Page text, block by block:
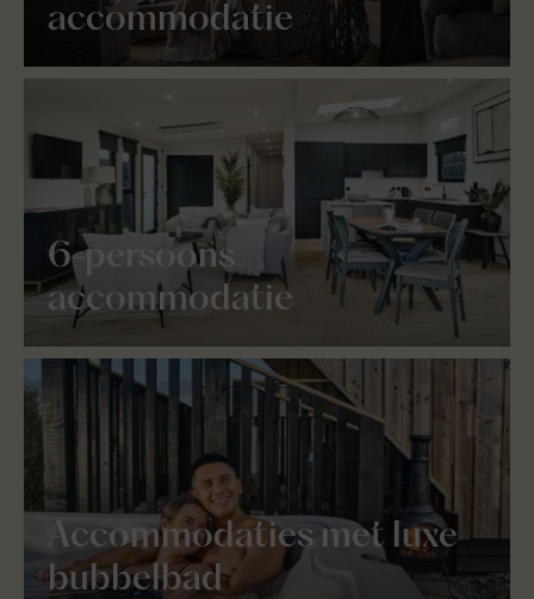
accommodatie
6-persoons
accommodatie
Accommodaties met luxe
bubbelbad